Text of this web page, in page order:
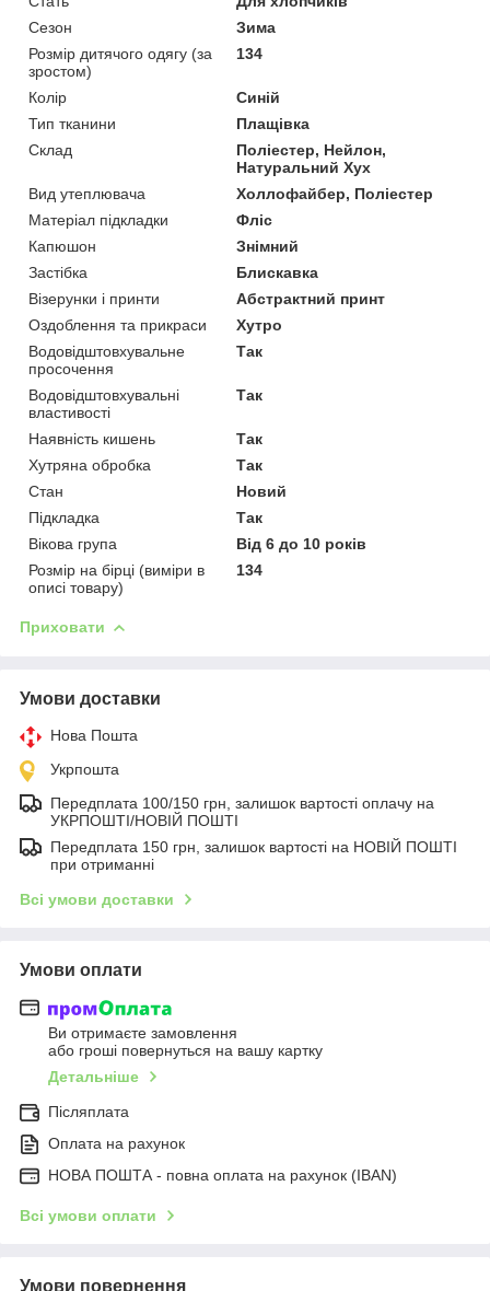
Сезон
Зима
Розмір дитячого одягу (за
зростом)
134
Колір
Синій
Тип тканини
Плащівка
Склад
Поліестер, Нейлон,
Натуральний Хух
Вид утеплювача
Холлофайбер, Поліестер
Матеріал підкладки
Фліс
Капюшон
Знімний
Застібка
Блискавка
Візерунки і принти
Абстрактний принт
Оздоблення та прикраси
Хутро
Водовідштовхувальне
просочення
Так
Водовідштовхувальні
властивості
Так
Наявність кишень
Так
Хутряна обробка
Так
Стан
Новий
Підкладка
Так
Вікова група
Від 6 до 10 років
Розмір на бірці (виміри в
описі товару)
134
Приховати
Умови доставки
Нова Пошта
Укрпошта
Передплата 100/150 грн, залишок вартості оплачу на
УКРПОШТІ/НОВІЙ ПОШТІ
Передплата 150 грн, залишок вартості на НОВІЙ ПОШТІ
при отриманні
Всі умови доставки
Умови оплати
Ви отримаєте замовлення
або гроші повернуться на вашу картку
Детальніше
Післяплата
Оплата на рахунок
НОВА ПОШТА - повна оплата на рахунок (IBAN)
Всі умови оплати
Умови повернення